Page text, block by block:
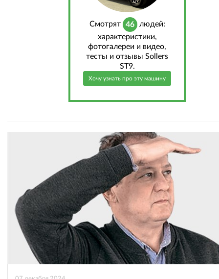
Cмотрят 46 людей:
характеристики,
фотогалереи и видео,
тесты и отзывы Sollers
ST9.
Хочу узнать про эту машину